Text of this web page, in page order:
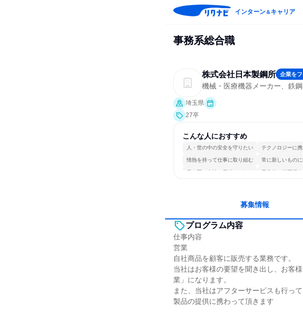
インターン＆キャリア
事務系総合職
株式会社日本製鋼所 企業を
機械・医療機器メーカー、鉄
埼玉県
27卒
こんな人におすすめ
人・世の中の安全を守りたい テクノロジーに
情熱を持って仕事に取り組む 常に新しいもの
長く同じ会社に居続けられる 日常的に外国語を
募集情報
プログラム内容
仕事内容
営業
自社商品を顧客に販売する業務です。
当社はお客様の要望を聞き出し、お客
業」になります。
また、当社はアフターサービスも行っ
製品の提供に携わって頂きます